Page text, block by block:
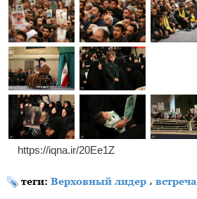
https://iqna.ir/20Ee1Z
теги: Верховный лидер ، встреча